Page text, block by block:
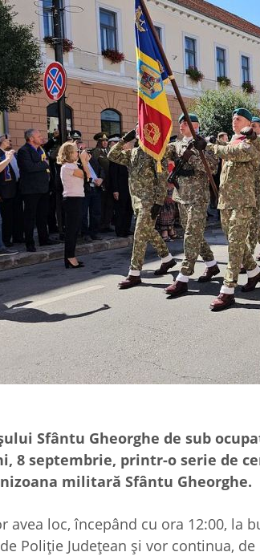
Sfântu Gheorghe de sub
8 septembrie, printr-o serie de
militară Sfântu Gheorghe.
avea loc, începând cu ora 12:00, la
Poliţie Judeţean şi vor continua,